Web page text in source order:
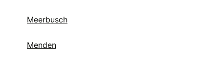
Meerbusch
Menden